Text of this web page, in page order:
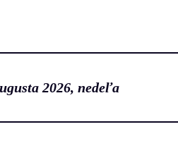
2026, nedeľa